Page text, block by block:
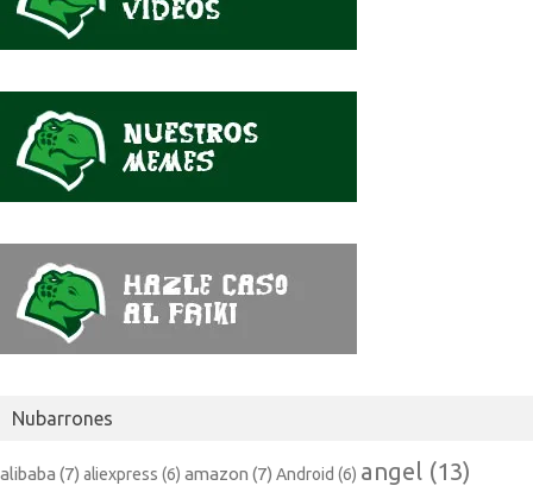
Nubarrones
alibaba (7) aliexpress (6) amazon (7) Android (6) angel (13)